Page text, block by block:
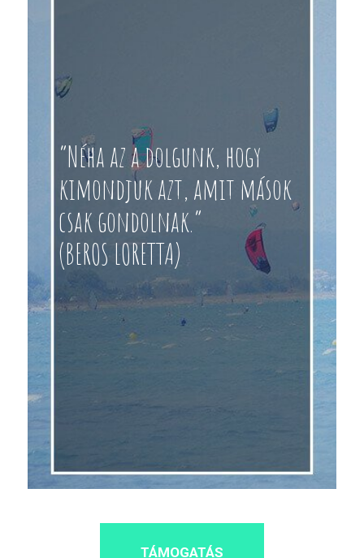
“Néha az a dolgunk, hogy
kimondjuk azt, amit mások
csak gondolnak.”
(BEROS LORETTA)
TÁMOGATÁS